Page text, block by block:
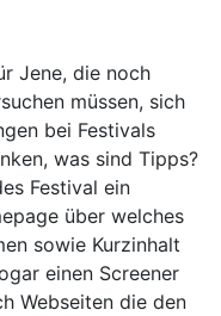
Jene, die noch
müssen, sich
bei Festivals
was sind Tipps?
Festival ein
über welches
sowie Kurzinhalt
einen Screener
Webseiten die den